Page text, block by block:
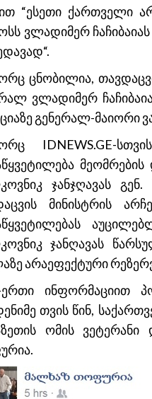
“ესეთი ქართველი
ვლადიმერ ჩაჩიბაიას
ცნობილია,
ვლადიმერ
გენერალ-მაიორი
IDNEWS.GE-
ჯანჯღავას
მინისტრის
ჯანღავას
არაეფექტური
ინფორმაციით
თვის წინ,
ომის